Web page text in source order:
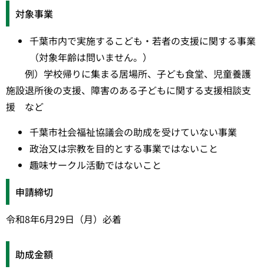
対象事業
千葉市内で実施するこども・若者の支援に関する事業
（対象年齢は問いません。）
例）学校帰りに集まる居場所、子ども食堂、児童養護
施設退所後の支援、障害のある子どもに関する支援相談支
援 など
千葉市社会福祉協議会の助成を受けていない事業
政治又は宗教を目的とする事業ではないこと
趣味サークル活動ではないこと
申請締切
令和8年6月29日（月）必着
助成金額